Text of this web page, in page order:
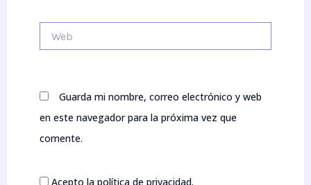
Guarda mi nombre, correo electrónico y web
en este navegador para la próxima vez que
comente.
Acepto la política de privacidad.